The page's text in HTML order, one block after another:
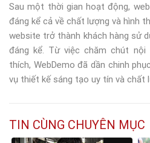
Sau một thời gian hoạt động,
đáng kể cả về chất lượng và hình
website trở thành khách hàng sử
đáng kể. Từ việc chăm chút
thích, WebDemo đã dần chinh
vụ thiết kế sáng tạo uy tín và chất
TIN CÙNG CHUYÊN MỤC